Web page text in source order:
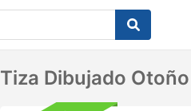
Tiza Dibujado